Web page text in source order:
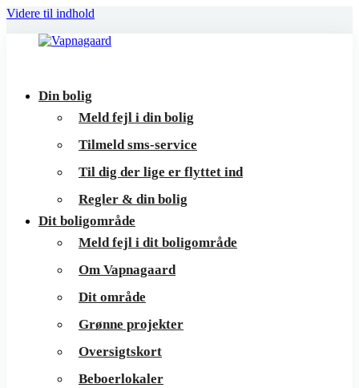
Videre til indhold
Vapnagaard
BoligerDin bolig
Meld fejl i din bolig
Tilmeld sms-service
Til dig der lige er flyttet ind
Regler & din bolig
Dit boligområde
Meld fejl i dit boligområde
Om Vapnagaard
Dit område
Grønne projekter
Oversigtskort
Beboerlokaler